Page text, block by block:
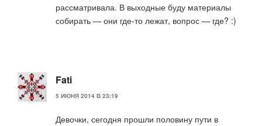
рассматривала. В выходные буду материалы
собирать — они где-то лежат, вопрос — где? :)
Fati
5 ИЮНЯ 2014 В 23:19
Девочки, сегодня прошли половину пути в